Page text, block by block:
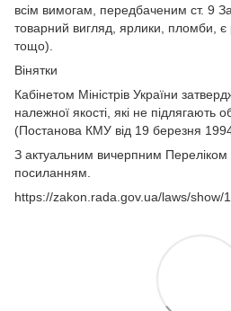
всім вимогам, передбаченим ст. 9
товарний вигляд, ярлики, пломби, є
тощо).
Вінятки
Кабінетом Міністрів України
належної якості, які не підлягають
(Постанова КМУ від 19 березня
З актуальним вичерпним
посиланням.
https://zakon.rada.gov.ua/laws/show/